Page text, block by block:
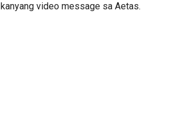
kanyang video message sa Aetas.